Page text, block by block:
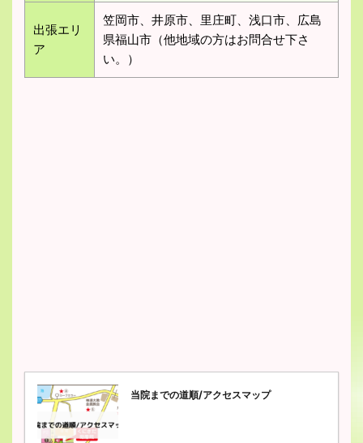
出張エリ
ア
笠岡市、井原市、里庄町、浅口市、広島
県福山市（他地域の方はお問合せ下さ
い。）
当院までの道順/アクセスマップ